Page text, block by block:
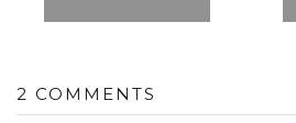
2 COMMENTS